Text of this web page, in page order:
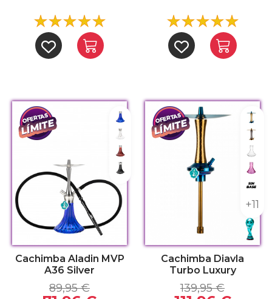
Blue
Clear
Dark Red
Black
Cachimba Aladin MVP
A36 Silver
89,95 €
Dark
Sin
+11
Cachimba Diavla
Turbo Luxury
139,95 €